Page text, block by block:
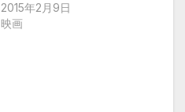
2015年2月9日
映画